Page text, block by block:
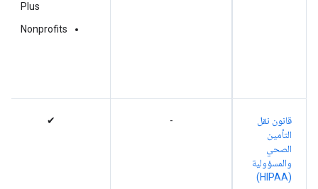
Plus
Nonprofits
قانون نقل
التأمين
الصحي
والمسؤولية
(HIPAA)
-
✔